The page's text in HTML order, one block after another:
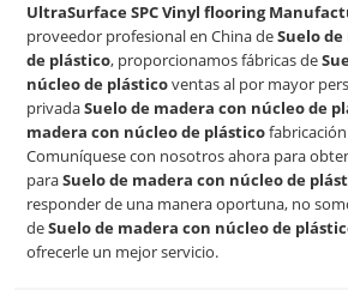
UltraSurface SPC Vinyl flooring
proveedor profesional en China deSuelo
de plástico, proporcionamos fábricas de
núcleo de plásticoventas al por mayor
privadaSuelo de madera con núcleo de
madera con núcleo de plástico
Comuníquese con nosotros ahora para
paraSuelo de madera con núcleo de
responder de una manera oportuna, no
deSuelo de madera con núcleo de
ofrecerle un mejor servicio.